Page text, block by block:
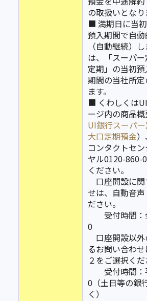
の取扱いとなり
■ 満期日に当
預入期間で自
（自動継続）
は、「スーパ
定期」の当初
期間の当社所
ます。
■ くわしくは
ージ内の商品
UI銀行スーパ
大口定期預金
コンタクトセ
ヤル0120-860-
ください。
口座開設に関
せは、自動音
ださい。
受付時間：
0
口座開設以外
るお問い合わ
２をご選択くだ
受付時間：
0（土日等の銀
く）